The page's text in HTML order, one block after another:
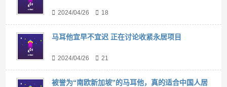
2024/04/26 18
马耳他宜早不宜迟 正在讨论收紧永居项目
2024/04/26 21
被誉为“南欧新加坡”的马耳他，真的适合中国人居